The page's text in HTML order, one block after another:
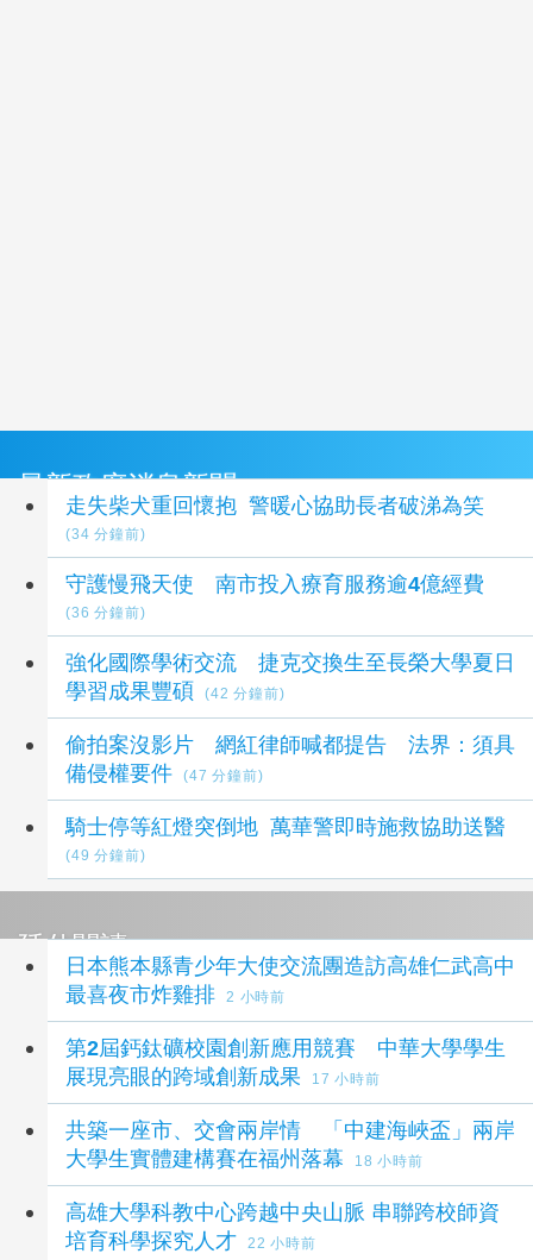
最新政府消息新聞
走失柴犬重回懷抱 警暖心協助長者破涕為笑
(34 分鐘前)
守護慢飛天使 南市投入療育服務逾4億經費
(36 分鐘前)
強化國際學術交流 捷克交換生至長榮大學夏日
學習成果豐碩
(42 分鐘前)
偷拍案沒影片 網紅律師喊都提告 法界：須具
備侵權要件
(47 分鐘前)
騎士停等紅燈突倒地 萬華警即時施救協助送醫
(49 分鐘前)
延伸閱讀
日本熊本縣青少年大使交流團造訪高雄仁武高中
最喜夜市炸雞排
2 小時前
第2屆鈣鈦礦校園創新應用競賽 中華大學學生
展現亮眼的跨域創新成果
17 小時前
共築一座市、交會兩岸情 「中建海峽盃」兩岸
大學生實體建構賽在福州落幕
18 小時前
高雄大學科教中心跨越中央山脈 串聯跨校師資
培育科學探究人才
22 小時前